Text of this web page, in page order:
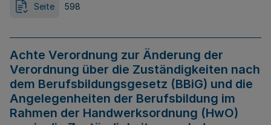
Seite 598
Achte Verordnung zur Änderung der
Verordnung über die Zuständigkeiten nach
dem Berufsbildungsgesetz (BBiG) und die
Angelegenheiten der Berufsbildung im
Rahmen der Handwerksordnung (HwO)